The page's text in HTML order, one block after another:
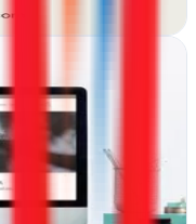
desde Logroño. Crean
de empresas